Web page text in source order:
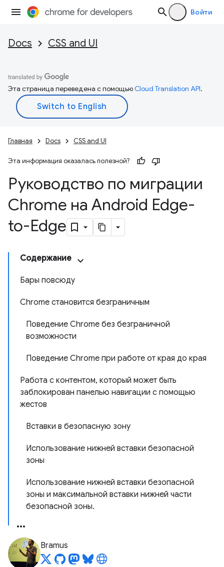
Войти
Docs CSS and UI
Эта страница переведена с помощьюCloud Translation API.
Главная Docs CSS and UI
Эта информация оказалась полезной?
Руководство по миграции
Chrome на Android Edge-
to-Edge
Содержание
Бары повсюду
Chrome становится безграничным
Поведение Chrome без безграничной
возможности
Поведение Chrome при работе от края до края
Работа с контентом, который может быть
заблокирован панелью навигации с помощью
жестов
Вставки в безопасную зону
Использование нижней вставки безопасной
зоны
Использование нижней вставки безопасной
зоны и максимальной вставки нижней части
безопасной зоны.
Bramus